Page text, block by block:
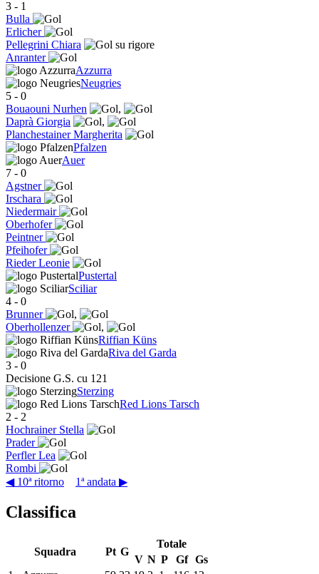
3 - 1
Bulla
Erlicher
Pellegrini Chiara
Anranter
Azzurra
Neugries
5 - 0
Bouaouni Nurhen
,
Daprà Giorgia
,
Planchestainer Margherita
Pfalzen
Auer
7 - 0
Agstner
Irschara
Niedermair
Oberhofer
Peintner
Pfeihofer
Rieder Leonie
Pustertal
Sciliar
4 - 0
Brunner
,
Oberhollenzer
,
Riffian Küns
Riva del Garda
3 - 0
Decisione G.S. cu 121
Sterzing
Red Lions Tarsch
2 - 2
Hochrainer Stella
Prader
Perfler Lea
Rombi
◀ 10ª ritorno
1ª andata ▶
Classifica
Squadra Pt G
Totale
V N P Gf
Gs